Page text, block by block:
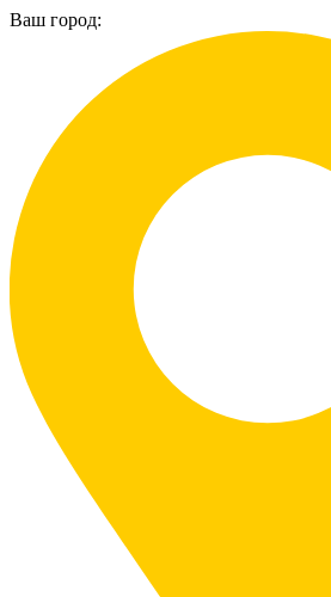
Ваш город: